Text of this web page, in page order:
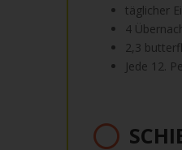
täglicher
4
2,3
Jede 12.